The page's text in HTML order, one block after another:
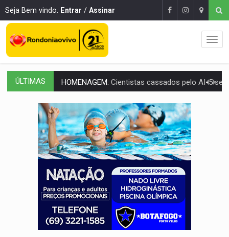
Seja Bem vindo. Entrar / Assinar
ÚLTIMAS HOMENAGEM: Cientistas cassados pelo AI-5 se tornam pesquisadores
VÍDEO:Líder religioso é preso por abusar de fiéis sob pretexto de
LEVANTAMENTO:Brasil tem uma história marcada por guerras, revoltas e
LAMENTÁVEL:Mulher é encontrada morta dentro de residência
'XANDY DO MOTOCROSS':Pai morre em acidente na BR-364 duas semanas após
PESO DO VOTO: Cinco maiores colégios eleitorais concentram 53,7% dos
COLUNA SEMANAL:Largada foi dada e candidatos ao Governo de RO partem
SOB SUSPEITA: Entrega de 286 máquinas em Rondônia coincide com